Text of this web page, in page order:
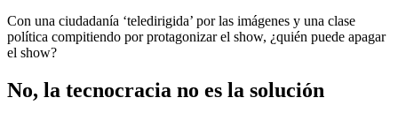
Con una ciudadanía ‘teledirigida’ por las imágenes y una clase
política compitiendo por protagonizar el show, ¿quién puede apagar
el show?
No, la tecnocracia no es la solución